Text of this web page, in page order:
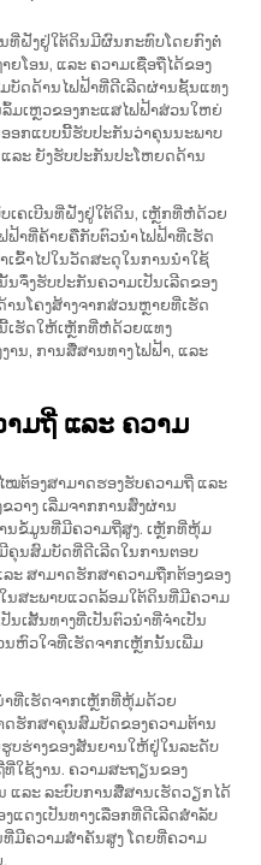
ທີ່ຝັງຢູ່ໃຕ້ດິນມີຜົນກະທົບໂດຍກົງຕໍ່
ໂອນ, ແລະ ຄວາມເຊື່ອຖືໄດ້ຂອງ
ບັດດ້ານໄຟຟ້າທີ່ດີເລີດຜ່ານຊັ້ນແທງ
ມເຫຼວຂອງກະແສໄຟຟ້າສ່ວນໃຫຍ່
ອອກແບບນີ້ຮັບປະກັນວ່າຄຸນນະພາບ
ລະ ຍັງຮັບປະກັນປະໂຫຍດດ້ານ
ເຄເບີນທີ່ຝັງຢູ່ໃຕ້ດິນ, ເຫຼັກທີ່ຫໍ່ດ້ວຍ
າທີ່ຄ້າຍຄືກັບຕົວນຳໄຟຟ້າທີ່ເຮັດ
ຂົ້າໄປໃນວັດສະດຸໃນການນຳໃຊ້
ຈຶ່ງຮັບປະກັນຄວາມເປັນເລີດຂອງ
ນໂຄງສ້າງຈາກສ່ວນຫຼາຍທີ່ເຮັດ
ເຮັດໃຫ້ເຫຼັກທີ່ຫໍ່ດ້ວຍແທງ
ານ, ການສື່ສານທາງໄຟຟ້າ, ແລະ
ມຖີ່ ແລະ ຄວາມ
ຕ້ອງສາມາດຮອງຮັບຄວາມຖີ່ ແລະ
ວາງ ເລີ່ມຈາກການສົ່ງຜ່ານ
ນຂໍ້ມູນທີ່ມີຄວາມຖີ່ສູງ. ເຫຼັກທີ່ຫຸ້ມ
ຄຸນສົມບັດທີ່ດີເລີດໃນການຕອບ
ະ ສາມາດຮັກສາຄວາມຖືກຕ້ອງຂອງ
ນສະພາບແວດລ້ອມໃຕ້ດິນທີ່ມີຄວາມ
ເສັ້ນທາງທີ່ເປັນຕົວນຳທີ່ຈຳເປັນ
ຫົວໃຈທີ່ເຮັດຈາກເຫຼັກນັ້ນເພີ່ມ
ທີ່ເຮັດຈາກເຫຼັກທີ່ຫຸ້ມດ້ວຍ
ດຮັກສາຄຸນສົມບັດຂອງຄວາມຕ້ານ
ບຮ່າງຂອງສັນຍານໃຫ້ຢູ່ໃນລະດັບ
ໃຊ້ງານ. ຄວາມສະຖຽນຂອງ
ລະ ລະບົບການສື່ສານເຮັດວຽກໄດ້
ແດງເປັນທາງເລືອກທີ່ດີເລີດສຳລັບ
ມີຄວາມສຳຄັນສູງ ໂດຍທີ່ຄວາມ